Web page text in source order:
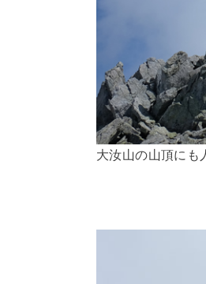
大汝山の山頂にも